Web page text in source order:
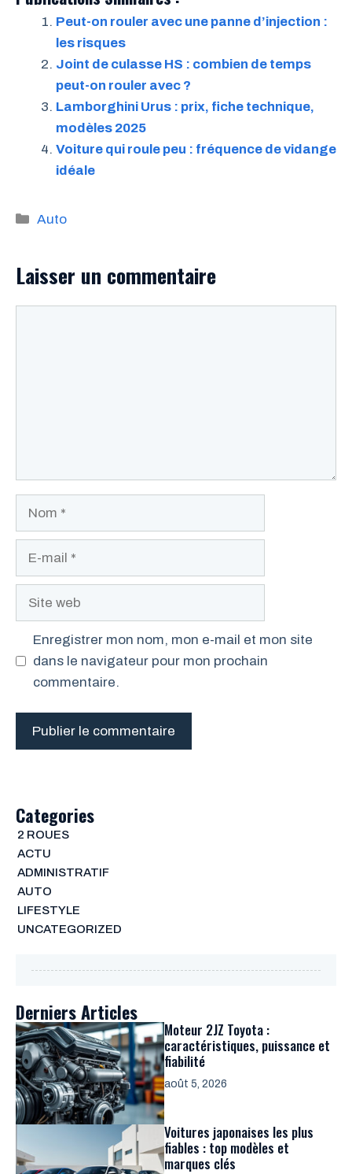
Peut-on rouler avec une panne d’injection :
les risques
Joint de culasse HS : combien de temps
peut-on rouler avec ?
Lamborghini Urus : prix, fiche technique,
modèles 2025
Voiture qui roule peu : fréquence de vidange
idéale
Catégories
Auto
Laisser un commentaire
Enregistrer mon nom, mon e-mail et mon site
dans le navigateur pour mon prochain
commentaire.
Categories
2 ROUES
ACTU
ADMINISTRATIF
AUTO
LIFESTYLE
UNCATEGORIZED
Derniers Articles
Moteur 2JZ Toyota :
caractéristiques, puissance et
fiabilité
août 5, 2026
Voitures japonaises les plus
fiables : top modèles et
marques clés